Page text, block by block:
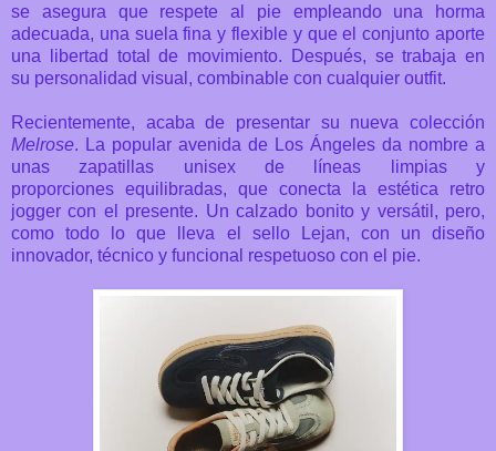
se asegura que respete al pie empleando una horma
adecuada, una suela fina y flexible y que el conjunto aporte
una libertad total de movimiento. Después, se trabaja en
su personalidad visual, combinable con cualquier outfit.
Recientemente, acaba de presentar su nueva colección
Melrose. La popular avenida de Los Ángeles da nombre a
unas zapatillas unisex de líneas limpias y
proporciones equilibradas, que conecta la estética retro
jogger con el presente. Un calzado bonito y versátil, pero,
como todo lo que lleva el sello Lejan, con un diseño
innovador, técnico y funcional respetuoso con el pie.